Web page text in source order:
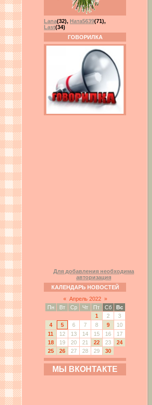
Lana(32), Ната5639(71),
Last(34)
ГОВОРИЛКА
Для добавления необходима
авторизация
КАЛЕНДАРЬ НОВОСТЕЙ
« Апрель 2022 »
Пн
Вт Ср Чт Пт Сб
Вс
1
2
3
4
5 6 7 8 9
10
11
12 13 14 15 16
17
18
19 20 21 22 23
24
25
26 27 28 29 30
МЫ ВКОНТАКТЕ